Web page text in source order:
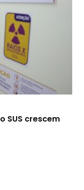
SUS crescem